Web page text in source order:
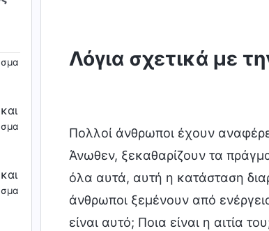
Λόγια σχετικά με
Πολλοί άνθρωποι έχουν
Άνωθεν, ξεκαθαρίζουν τα
όλα αυτά, αυτή η κατάσταση
άνθρωποι ξεμένουν από
είναι αυτό; Ποια είναι η αιτία